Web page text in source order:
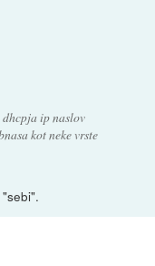
ip naslov
kot neke vrste